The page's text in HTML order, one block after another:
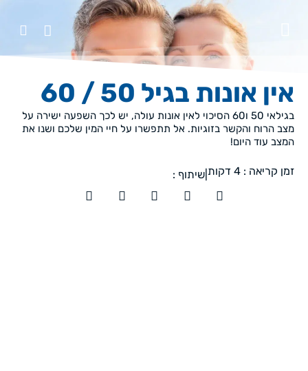
אין אונות בגיל 50 / 60
בגילאי 50 ו60 הסיכוי לאין אונות עולה, יש לכך השפעה ישירה על
מצב הרוח והקשר בזוגיות. אל תתפשרו על חיי המין שלכם ושנו את
המצב עוד היום!
זמן קריאה : 4 דקות שיתוף :